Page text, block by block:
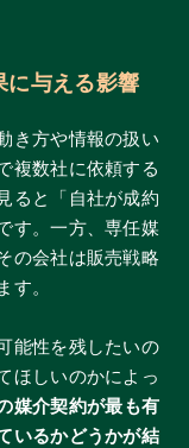
に与える影響
き方や情報の扱い
複数社に依頼する
ると「自社が成約
す。一方、専任媒
の会社は販売戦略
す。
能性を残したいの
ほしいのかによっ
媒介契約が最も有
いるかどうかが結